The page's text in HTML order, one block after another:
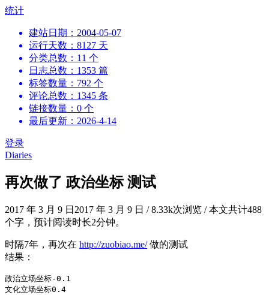
跳
统计
建站日期：2004-05-07
运行天数：8127 天
分类总数：11 个
日志总数：1353 篇
标签数量：792 个
评论总数：1345 条
链接数量：0 个
最后更新：2026-4-14
登录
Diaries
再次做了 政治坐标 测试
2017 年 3 月 9 日 2017 年 3 月 9 日 /8.33k次浏览 /本文共计488
个字，预计阅读时长2分钟。
时隔7年，再次在 http://zuobiao.me/做的测试
结果：
政治立场坐标-0.1
文化立场坐标0.4